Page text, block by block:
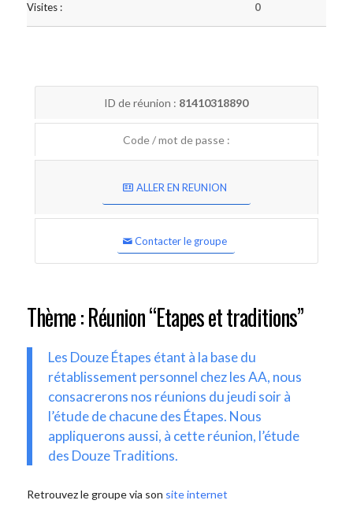
Visites : 0
ID de réunion : 81410318890
Code / mot de passe :
ALLER EN REUNION
Contacter le groupe
Thème : Réunion “Etapes et traditions”
Les Douze Étapes étant à la base du
rétablissement personnel chez les AA, nous
consacrerons nos réunions du jeudi soir à
l’étude de chacune des Étapes. Nous
appliquerons aussi, à cette réunion, l’étude
des Douze Traditions.
Retrouvez le groupe via son site internet